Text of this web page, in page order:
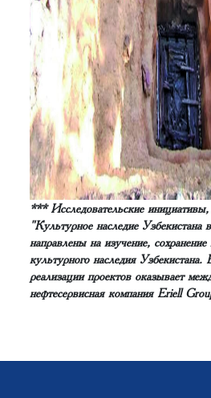
*** Исследовательские
"Культурное наследие Узбекистана
направлены на изучение,
культурного наследия
реализации проектов оказывает
нефтесервисная компания Eriell